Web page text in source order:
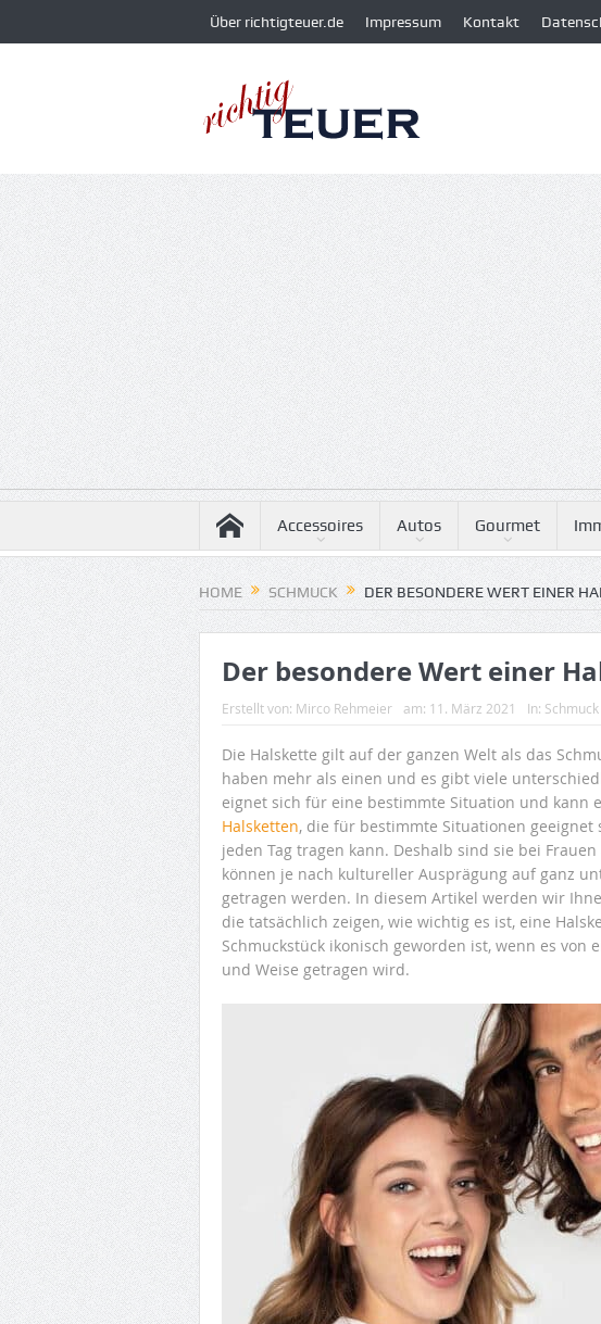
Über richtigteuer.de Impressum Kontakt
Accessoires Autos Gourmet
HOME SCHMUCK DER BESONDERE WERT EINER
Der besondere Wert einer
Erstellt von: Mirco Rehmeier am: 11. März 2021 In: Schmuck
Die Halskette gilt auf der ganzen Welt als das
haben mehr als einen und es gibt viele
eignet sich für eine bestimmte Situation und kann
Halsketten, die für bestimmte Situationen
jeden Tag tragen kann. Deshalb sind sie bei
können je nach kultureller Ausprägung auf ganz
getragen werden. In diesem Artikel werden wir
die tatsächlich zeigen, wie wichtig es ist, eine
Schmuckstück ikonisch geworden ist, wenn es von
und Weise getragen wird.